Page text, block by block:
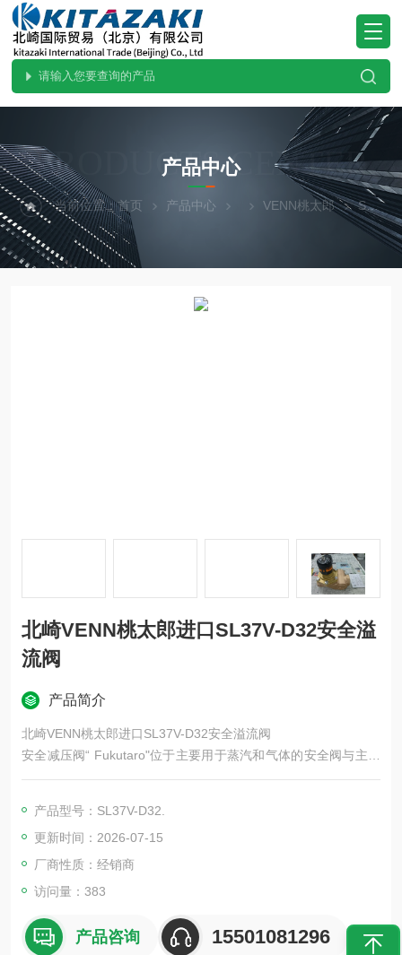
PRODUCTS CENTER
产品中心
当前位置：首页 产品中心 VENN桃太郎 SL37V-D32.北崎VENN桃太郎进口SL37V-D32安全溢流阀
北崎VENN桃太郎进口SL37V-D32安全溢
流阀
产品简介
北崎VENN桃太郎进口SL37V-D32安全溢流阀
安全减压阀“ Fukutaro"位于主要用于蒸汽和气体的安全阀与主要
用于液体的安全阀之间。
产品型号：SL37V-D32.
更新时间：2026-07-15
厂商性质：经销商
访问量：383
产品咨询 15501081296